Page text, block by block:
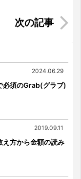
ルタからバン
2024.06.29
必須のGrab(グラブ)
2019.09.11
え方から金額の読み